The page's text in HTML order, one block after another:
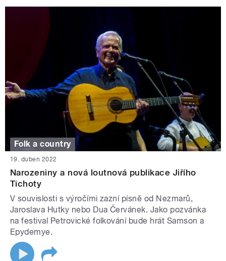
Folk a country
19. duben 2022
Narozeniny a nová loutnová publikace Jiřího
Tichoty
V souvislosti s výročími zazní písně od Nezmarů,
Jaroslava Hutky nebo Dua Červánek. Jako pozvánka
na festival Petrovické folkování bude hrát Samson a
Epydemye.